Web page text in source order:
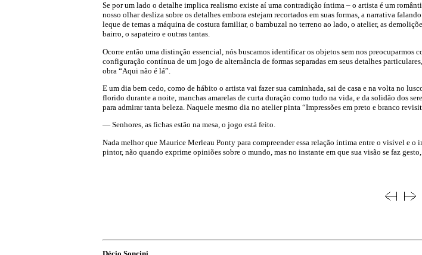
Se por um lado o detalhe implica realismo existe aí uma contradição íntima – o artista é um
nosso olhar desliza sobre os detalhes embora estejam recortados em suas formas, a narrativa
leque de temas a máquina de costura familiar, o bambuzal no terreno ao lado, o atelier, as
bairro, o sapateiro e outras tantas.
Ocorre então uma distinção essencial, nós buscamos identificar os objetos sem nos preocuparmos
configuração contínua de um jogo de alternância de formas separadas em seus detalhes
obra “Aqui não é lá”.
E um dia bem cedo, como de hábito o artista vai fazer sua caminhada, sai de casa e na volta no
florido durante a noite, manchas amarelas de curta duração como tudo na vida, e da solidão dos
para admirar tanta beleza. Naquele mesmo dia no atelier pinta “Impressões em preto e branco
— Senhores, as fichas estão na mesa, o jogo está feito.
Nada melhor que Maurice Merleau Ponty para compreender essa relação íntima entre o visível e
pintor, não quando exprime opiniões sobre o mundo, mas no instante em que sua visão se faz